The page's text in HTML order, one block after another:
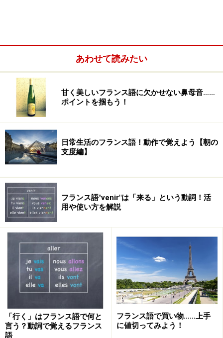
体温計は日本と同じ表示です
患者さんの現在の症状を伝えることは、診療のうえで大
事な情報になります。
診察時に、痛む場所を指さしたり、表情や身振り・手振
りでなんとか症状を伝えましょう。
・具合がよくないです
Je ne me sens pas bien.ジュ ヌ ム ソン パ ビ
ヤン
・38度の熱があります
J’ai 38 de fièvre.ジェ トらント ユイット ドゥ フ
ィエーヴる
J’ai le nez bouché.ジェ ル ネ ブッシェ
あわせて読みたい
甘く美しいフランス語に欠かせない鼻母音……
ポイントを掴もう！
日常生活のフランス語！動作で覚えよう【朝の
支度編】
フランス語"venir"は「来る」という動詞！活
用や使い方を解説
「行く」はフランス語で何と
言う？動詞で覚えるフランス
語
フランス語で買い物……上手
に値切ってみよう！